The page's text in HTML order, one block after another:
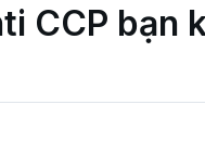
CCP bạn